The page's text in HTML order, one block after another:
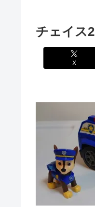
チェイス2
X